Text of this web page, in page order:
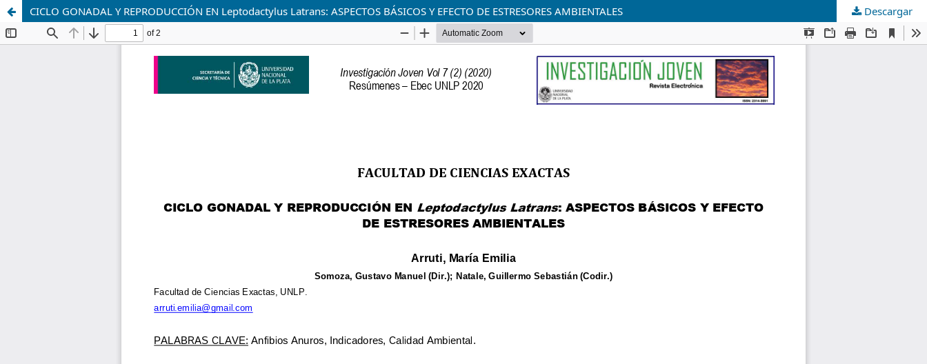
CICLO GONADAL Y REPRODUCCIÓN EN Leptodactylus Latrans: ASPECTOS BÁSICOS Y EFECTO DE ESTRESORES AMBIENTALES Descargar